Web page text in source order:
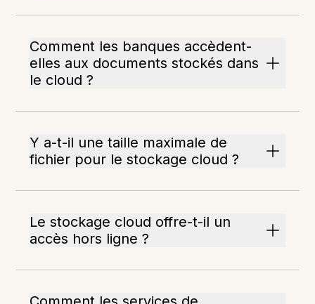
Comment les banques accèdent-
elles aux documents stockés dans
le cloud ?
Y a-t-il une taille maximale de
fichier pour le stockage cloud ?
Le stockage cloud offre-t-il un
accès hors ligne ?